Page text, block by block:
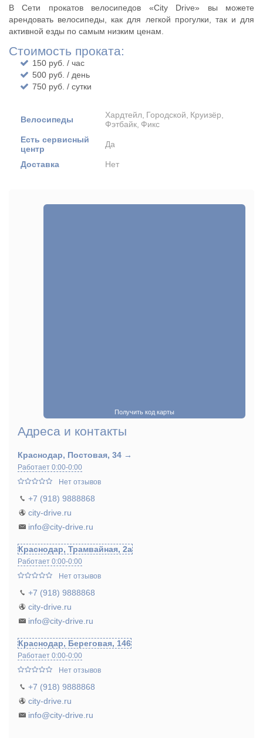
В Сети прокатов велосипедов «City Drive» вы можете
арендовать велосипеды, как для легкой прогулки, так и для
активной езды по самым низким ценам.
Стоимость проката:
150 руб. / час
500 руб. / день
750 руб. / сутки
Велосипеды Хардтейл Городской Круизёр
Фэтбайк Фикс
Есть сервисный
центр
Да
Доставка Нет
Получить код карты
Адреса и контакты
Краснодар, Постовая, 34
Работает 0:00-0:00
Нет отзывов
+7 (918) 9888868
city-drive.ru
info@city-drive.ru
Краснодар, Трамвайная, 2а
Работает 0:00-0:00
Нет отзывов
+7 (918) 9888868
city-drive.ru
info@city-drive.ru
Краснодар, Береговая, 146
Работает 0:00-0:00
Нет отзывов
+7 (918) 9888868
city-drive.ru
info@city-drive.ru